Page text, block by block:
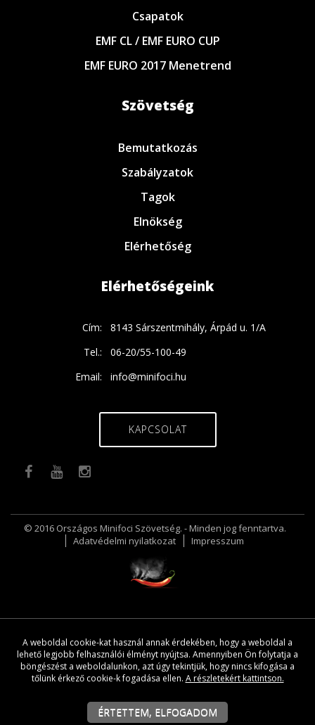
Csapatok
EMF CL / EMF EURO CUP
EMF EURO 2017 Menetrend
Szövetség
Bemutatkozás
Szabályzatok
Tagok
Elnökség
Elérhetőség
Elérhetőségeink
Cím:
8143 Sárszentmihály, Árpád u. 1/A
Tel.:
06-20/55-100-49
Email:
info@minifoci.hu
KAPCSOLAT
© 2016 Országos Minifoci Szövetség. - Minden jog fenntartva.
Adatvédelmi nyilatkozat
Impresszum
A weboldal cookie-kat használ annak érdekében, hogy a weboldal a
lehető legjobb felhasználói élményt nyújtsa. Amennyiben Ön folytatja a
böngészést a weboldalunkon, azt úgy tekintjük, hogy nincs kifogása a
tőlünk érkező cookie-k fogadása ellen. A részletekért kattintson.
ÉRTETTEM, ELFOGADOM